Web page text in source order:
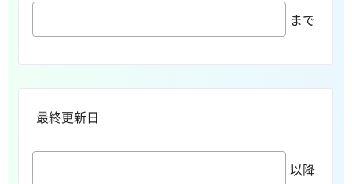
まで
最終更新日
以降